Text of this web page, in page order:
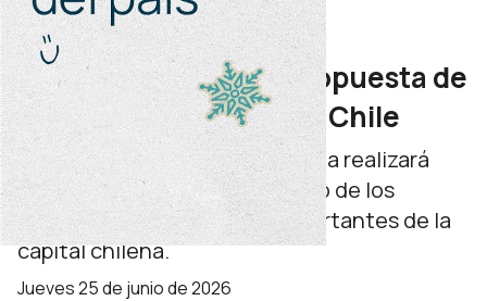
Mercados
Neuquén llevará su propuesta de
invierno a Santiago de Chile
Del 26 al 28 de junio, la provincia realizará
una acción promocional en uno de los
centros comerciales más importantes de la
capital chilena.
jueves 25 de junio de 2026